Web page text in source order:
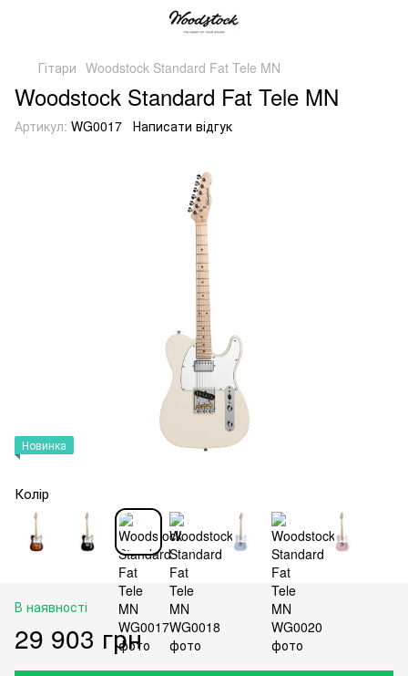
Гітари Woodstock Standard Fat Tele MN
Woodstock Standard Fat Tele MN
Артикул: WG0017 Написати відгук
Новинка
Колір
В наявності
29 903 грн